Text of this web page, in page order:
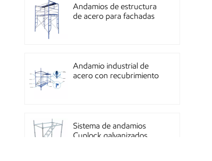
Andamios de estructura
de acero para fachadas
Andamio industrial de
acero con recubrimiento
Sistema de andamios
Cuplock galvanizados